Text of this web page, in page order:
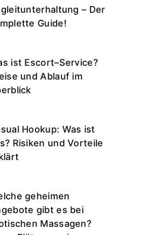
– Der
Guide!
ist Escort–Service?
und Ablauf im
Hookup: Was ist
Risiken und Vorteile
geheimen
gibt es bei
Massagen?